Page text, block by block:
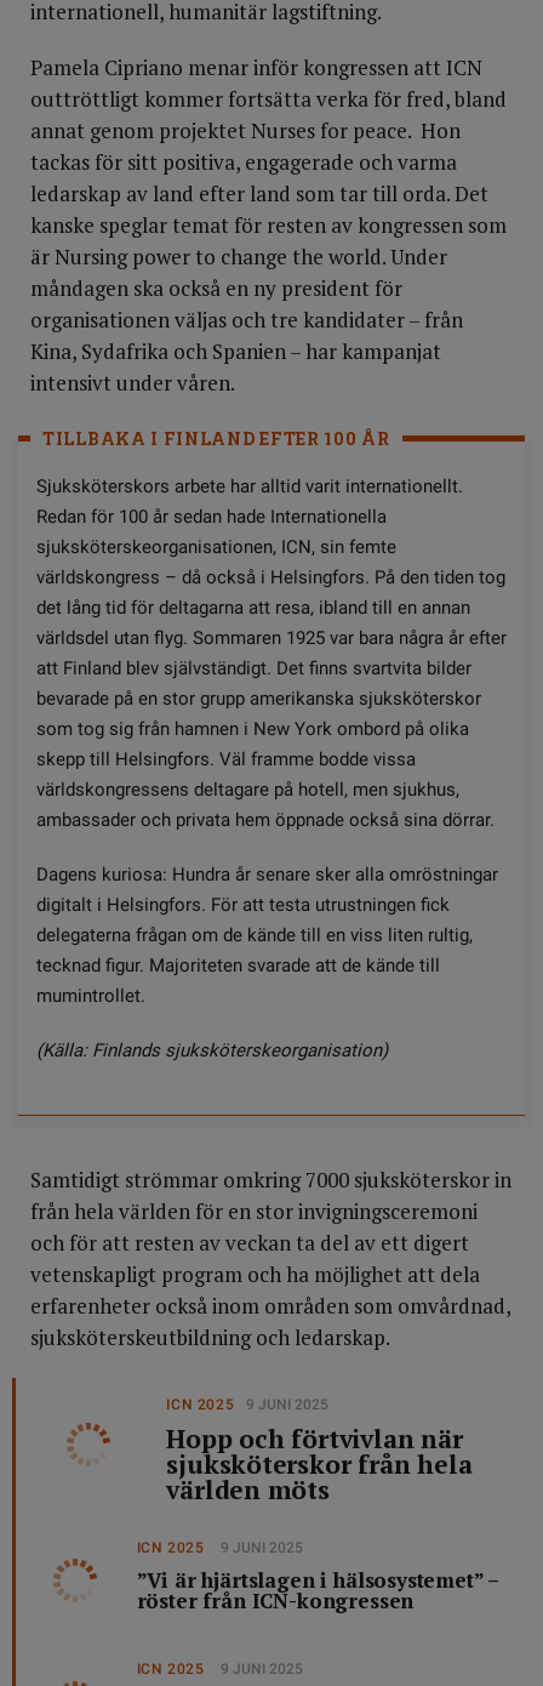
internationell, humanitär lagstiftning.
Pamela Cipriano menar inför kongressen att ICN
outtröttligt kommer fortsätta verka för fred, bland
annat genom projektet Nurses for peace. Hon
tackas för sitt positiva, engagerade och varma
ledarskap av land efter land som tar till orda. Det
kanske speglar temat för resten av kongressen som
är Nursing power to change the world. Under
måndagen ska också en ny president för
organisationen väljas och tre kandidater – från
Kina, Sydafrika och Spanien – har kampanjat
intensivt under våren.
TILLBAKA I FINLAND EFTER 100 ÅR
Sjuksköterskors arbete har alltid varit internationellt.
Redan för 100 år sedan hade Internationella
sjuksköterskeorganisationen, ICN, sin femte
världskongress – då också i Helsingfors. På den tiden tog
det lång tid för deltagarna att resa, ibland till en annan
världsdel utan flyg. Sommaren 1925 var bara några år efter
att Finland blev självständigt. Det finns svartvita bilder
bevarade på en stor grupp amerikanska sjuksköterskor
som tog sig från hamnen i New York ombord på olika
skepp till Helsingfors. Väl framme bodde vissa
världskongressens deltagare på hotell, men sjukhus,
ambassader och privata hem öppnade också sina dörrar.
Dagens kuriosa: Hundra år senare sker alla omröstningar
digitalt i Helsingfors. För att testa utrustningen fick
delegaterna frågan om de kände till en viss liten rultig,
tecknad figur. Majoriteten svarade att de kände till
mumintrollet.
(Källa: Finlands sjuksköterskeorganisation)
Samtidigt strömmar omkring 7000 sjuksköterskor in
från hela världen för en stor invigningsceremoni
och för att resten av veckan ta del av ett digert
vetenskapligt program och ha möjlighet att dela
erfarenheter också inom områden som omvårdnad,
sjuksköterskeutbildning och ledarskap.
ICN 2025 9 JUNI 2025
Hopp och förtvivlan när
sjuksköterskor från hela
världen möts
ICN 2025 9 JUNI 2025
”Vi är hjärtslagen i hälsosystemet” –
röster från ICN-kongressen
ICN 2025 9 JUNI 2025